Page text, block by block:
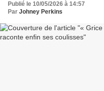
Publié le 10/05/2026 à 14:57
Par Johney Perkins